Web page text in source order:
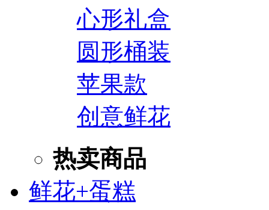
心形礼盒
圆形桶装
苹果款
创意鲜花
热卖商品
鲜花+蛋糕